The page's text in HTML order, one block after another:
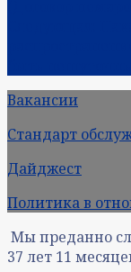
Вакансии
Стандарт
Дайджест
Политика в
Мы преданно
37 лет 11